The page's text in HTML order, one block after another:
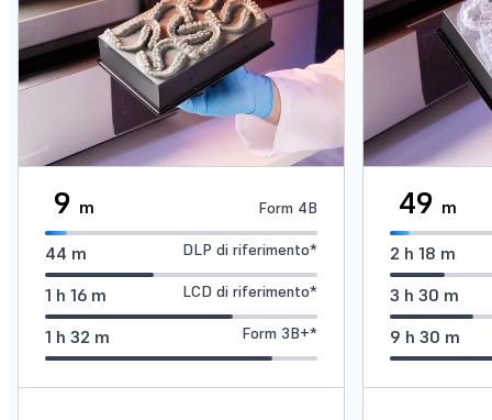
9 m Form 4B
44 m DLP di riferimento*
1 h 16 m LCD di riferimento*
1 h 32 m Form 3B+*
49 m
2 h 18 m
3 h 30 m
9 h 30 m